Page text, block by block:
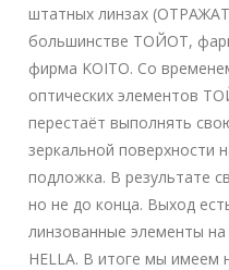
штатных линзах
большинстве ТОЙОТ,
фирма KOITO. Со
оптических элементов
перестаёт выполнять
зеркальной поверхности
подложка. В результате
но не до конца. Выход
линзованные элементы
HELLA. В итоге мы